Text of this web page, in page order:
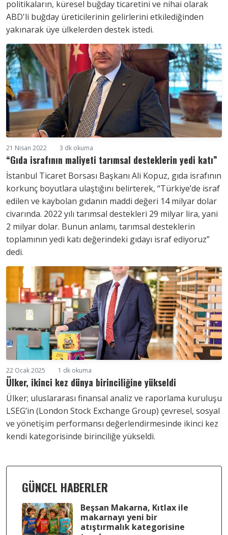
politikaların, küresel buğday ticaretini ve nihai olarak
ABD'li buğday üreticilerinin gelirlerini etkilediğinden
yakınarak üye ülkelerden destek istedi.
21 Nisan 2022 3 dk okuma
“Gıda israfının maliyeti tarımsal desteklerin yedi katı”
İstanbul Ticaret Borsası Başkanı Ali Kopuz, gıda israfının
korkunç boyutlara ulaştığını belirterek, “Türkiye’de israf
edilen ve kaybolan gıdanın maddi değeri 14 milyar dolar
civarında. 2022 yılı tarımsal destekleri 29 milyar lira, yani
2 milyar dolar. Bunun anlamı, tarımsal desteklerin
toplamının yedi katı değerindeki gıdayı israf ediyoruz”
dedi.
22 Ocak 2025 1 dk okuma
Ülker, ikinci kez dünya birinciliğine yükseldi
Ülker; uluslararası finansal analiz ve raporlama kuruluşu
LSEG’in (London Stock Exchange Group) çevresel, sosyal
ve yönetişim performansı değerlendirmesinde ikinci kez
kendi kategorisinde birinciliğe yükseldi.
GÜNCEL HABERLER
Beşsan Makarna, Kıtlax ile
makarnayı yeni bir
atıştırmalık kategorisine